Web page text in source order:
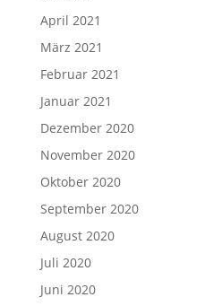
April 2021
März 2021
Februar 2021
Januar 2021
Dezember 2020
November 2020
Oktober 2020
September 2020
August 2020
Juli 2020
Juni 2020